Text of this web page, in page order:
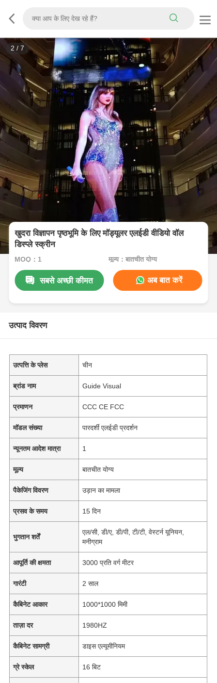
3 / 7
खुदरा विज्ञापन पृष्ठभूमि के लिए मॉड्यूलर एलईडी वीडियो वॉल
डिस्प्ले स्क्रीन
MOQ：1 मूल्य：बातचीत योग्य
सबसे अच्छी कीमत अब बात करें
उत्पाद विवरण
उत्पत्ति के प्लेस चीन
ब्रांड नाम Guide Visual
प्रमाणन CCC CE FCC
मॉडल संख्या पारदर्शी एलईडी प्रदर्शन
न्यूनतम आदेश मात्रा 1
मूल्य बातचीत योग्य
पैकेजिंग विवरण उड़ान का मामला
प्रसव के समय 15 दिन
भुगतान शर्तें
एल/सी, डी/ए, डी/पी, टी/टी, वेस्टर्न यूनियन,
मनीग्राम
आपूर्ति की क्षमता 3000 प्रति वर्ग मीटर
गारंटी 2 साल
कैबिनेट आकार 1000*1000 मिमी
ताज़ा दर 1980HZ
कैबिनेट सामग्री डाइस एल्यूमीनियम
ग्रे स्केल 16 बिट